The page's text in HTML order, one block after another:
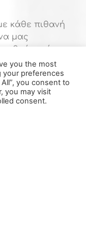
κάθε πιθανή
μας
ώστε
το εγώ ως
βλέπουμε
άνθρωπο
να
της
you the most
your preferences
you consent to
you may visit
consent.